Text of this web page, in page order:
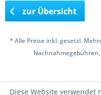
zur Übersicht
* Alle Preise inkl. gesetzl.
Diese Website verwendet